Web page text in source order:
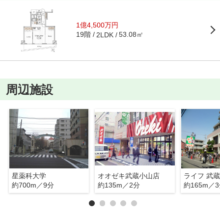
1億4,500万円
19階 2LDK 53.08㎡
周辺施設
星薬科大学
約700m／9分
オオゼキ武蔵小山店
約135m／2分
ライフ 武
約165m／